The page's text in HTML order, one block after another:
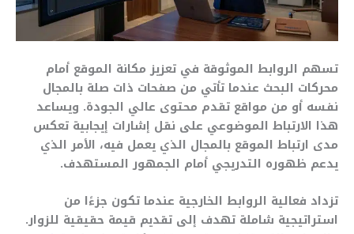
تسهم الروابط الموثوقة في تعزيز مكانة الموقع أمام
محركات البحث عندما تأتي من صفحات ذات صلة بالمجال
نفسه أو من مواقع تقدم محتوى عالي الجودة. ويساعد
هذا الارتباط الموضوعي على نقل إشارات إيجابية تعكس
مدى ارتباط الموقع بالمجال الذي يعمل فيه، الأمر الذي
يدعم ظهوره التدريجي أمام الجمهور المستهدف.
تزداد فعالية الروابط الخارجية عندما تكون جزءًا من
استراتيجية شاملة تهدف إلى تقديم قيمة حقيقية للزوار.